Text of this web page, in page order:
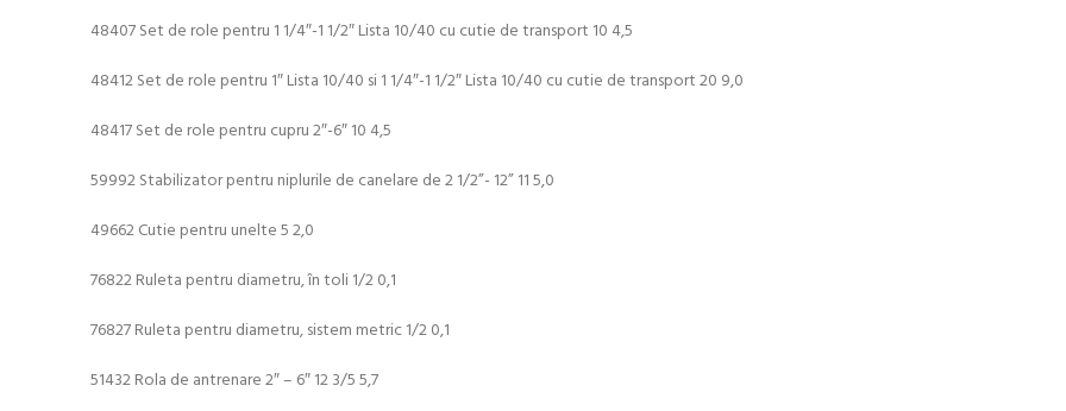
48407 Set de role pentru 1 1/4″-1 1/2″ Lista 10/40 cu cutie de transport 10 4,5
48412 Set de role pentru 1″ Lista 10/40 si 1 1/4″-1 1/2″ Lista 10/40 cu cutie de transport 20 9,0
48417 Set de role pentru cupru 2″-6″ 10 4,5
59992 Stabilizator pentru niplurile de canelare de 2 1/2”- 12” 11 5,0
49662 Cutie pentru unelte 5 2,0
76822 Ruleta pentru diametru, în toli 1/2 0,1
76827 Ruleta pentru diametru, sistem metric 1/2 0,1
51432 Rola de antrenare 2″ – 6″ 12 3/5 5,7